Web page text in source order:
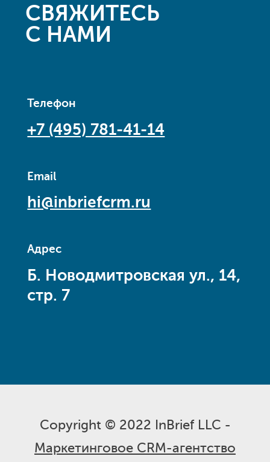
СВЯЖИТЕСЬ
С НАМИ
Телефон
+7 (495) 781-41-14
Email
hi@inbriefcrm.ru
Адрес
Б. Новодмитровская ул., 14,
стр. 7
Copyright © 2022 InBrief LLC -
Маркетинговое CRM-агентство